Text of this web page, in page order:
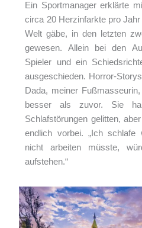
Ein Sportmanager erklärte
circa 20 Herzinfarkte pro
Welt gäbe, in den letzten
gewesen. Allein bei den
Spieler und ein
ausgeschieden. Horror-
Dada, meiner
besser als zuvor. Sie
Schlafstörungen gelitten,
endlich vorbei. „Ich
nicht arbeiten müsste,
aufstehen.“